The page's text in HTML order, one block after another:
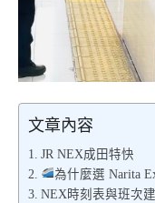
文章內容
JR NEX成田特快
為什麼選 Narita
NEX時刻表與班次